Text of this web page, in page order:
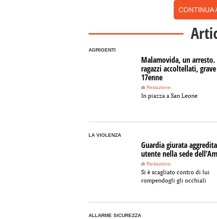
CONTINUA
AGRIGENTI
Malamovida, un arresto.
ragazzi accoltellati,
17enne
di Redazione
In piazza a San Leone
LA VIOLENZA
Guardia giurata
utente nella sede
di Redazione
Si è scagliato contro di lui
rompendogli gli occhiali
ALLARME SICUREZZA